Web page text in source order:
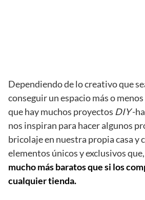
Dependiendo de lo creativo que
conseguir un espacio más o
que hay muchos proyectos DIY-
nos inspiran para hacer algunos
bricolaje en nuestra propia casa y
elementos únicos y exclusivos que,
mucho más baratos que si los
cualquier tienda.